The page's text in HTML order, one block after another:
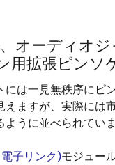
オーディオ
用拡張ピンソ
には一見無秩序にピ
えますが、実際には
うに並べられていま
子リンク)モジュー